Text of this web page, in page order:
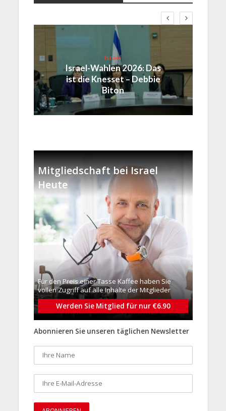
Israel
Israel-Wahlen 2026: Das
ist die Knesset – Debbie
Biton
Mitgliedschaft bei Israel
Heute
Für den Preis einer Tasse Kaffee haben Sie
vollen Zugriff auf alle Inhalte der Mitglieder
Werden Sie Mitglied für nur €6.90
Abonnieren Sie unseren täglichen Newsletter